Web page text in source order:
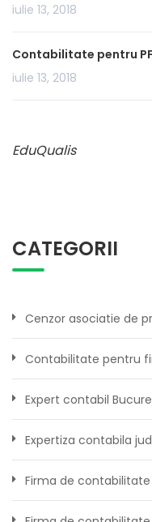
iulie 13, 2018
Contabilitate pentru
iulie 13, 2018
EduQualis
CATEGORII
Cenzor asociatie de
Contabilitate pentru
Expert contabil
Expertiza contabila
Firma de contabilitate